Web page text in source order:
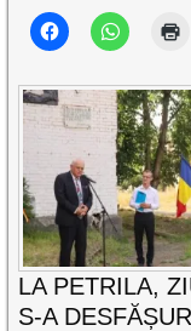
LA PETRILA,
S-A